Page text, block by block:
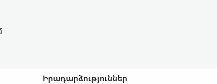
Իրադարձություններ